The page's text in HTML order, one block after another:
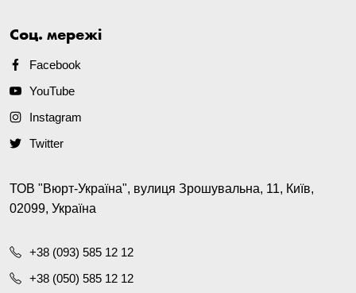
Соц. мережі
Facebook
YouTube
Instagram
Twitter
ТОВ "Вюрт-Україна", вулиця Зрошувальна, 11, Київ,
02099, Україна
+38 (093) 585 12 12
+38 (050) 585 12 12